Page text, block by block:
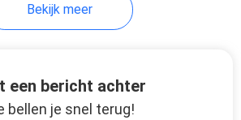
Materieel
Bekijk meer
een bericht achter
bellen je snel terug!